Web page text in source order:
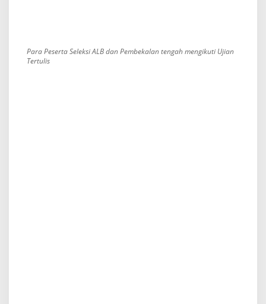
Para Peserta Seleksi ALB dan Pembekalan tengah mengikuti Ujian
Tertulis